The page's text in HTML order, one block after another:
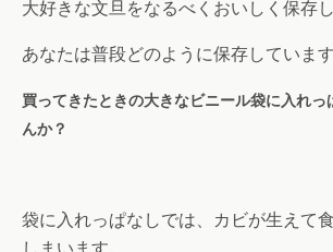
大好きな文旦をなるべくおいしく保存
あなたは普段どのように保存していま
買ってきたときの大きなビニール袋に入れっ
んか？
袋に入れっぱなしでは、カビが生えて